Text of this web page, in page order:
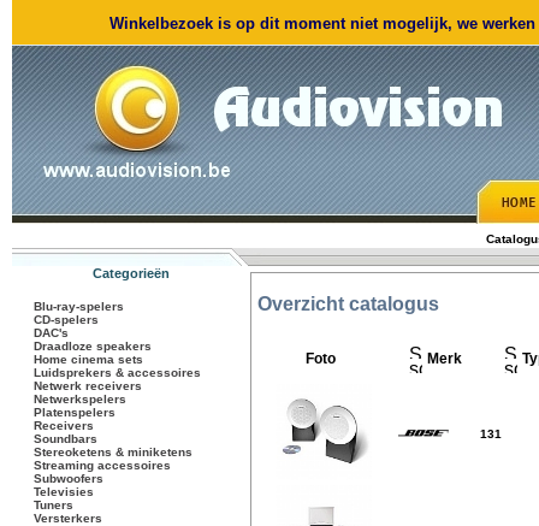
Winkelbezoek is op dit moment niet mogelijk, we
Categorieën
Blu-ray-spelers
CD-spelers
DAC's
Draadloze speakers
Home cinema sets
Luidsprekers & accessoires
Netwerk receivers
Netwerkspelers
Platenspelers
Receivers
Soundbars
Stereoketens & miniketens
Streaming accessoires
Subwoofers
Televisies
Tuners
Versterkers
Overzicht catalogus
Foto Merk
131